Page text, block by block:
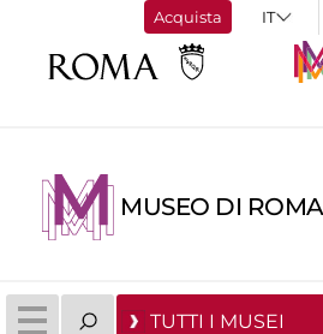
Acquista
MUSEO DI
TUTTI I MUSEI